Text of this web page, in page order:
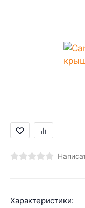
Характеристики: